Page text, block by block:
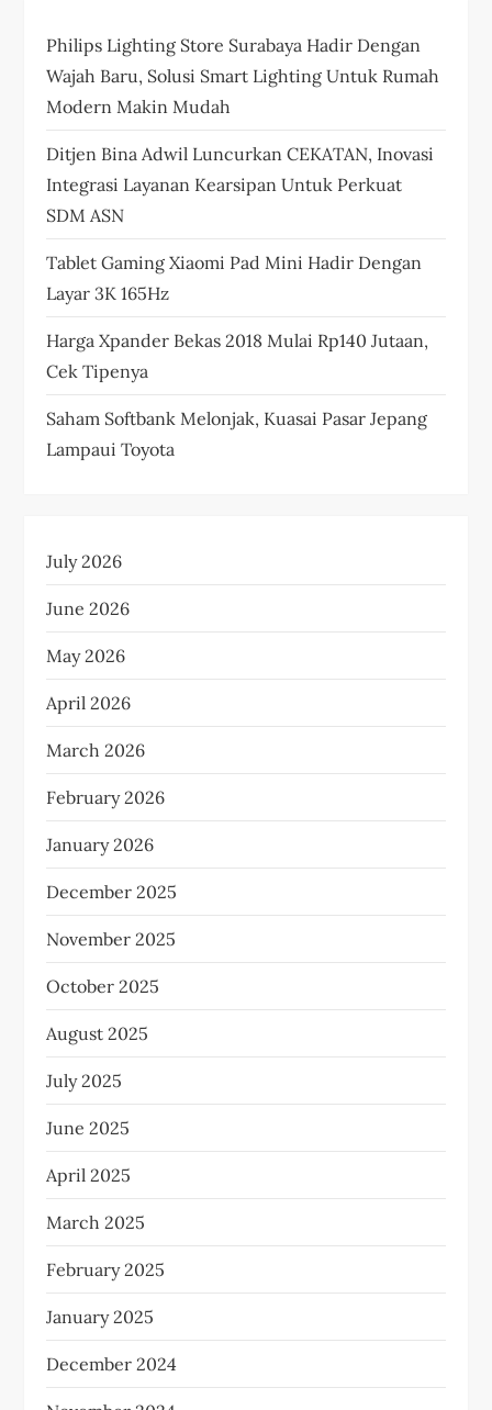
Philips Lighting Store Surabaya Hadir Dengan
Wajah Baru, Solusi Smart Lighting Untuk Rumah
Modern Makin Mudah
Ditjen Bina Adwil Luncurkan CEKATAN, Inovasi
Integrasi Layanan Kearsipan Untuk Perkuat
SDM ASN
Tablet Gaming Xiaomi Pad Mini Hadir Dengan
Layar 3K 165Hz
Harga Xpander Bekas 2018 Mulai Rp140 Jutaan,
Cek Tipenya
Saham Softbank Melonjak, Kuasai Pasar Jepang
Lampaui Toyota
July 2026
June 2026
May 2026
April 2026
March 2026
February 2026
January 2026
December 2025
November 2025
October 2025
August 2025
July 2025
June 2025
April 2025
March 2025
February 2025
January 2025
December 2024